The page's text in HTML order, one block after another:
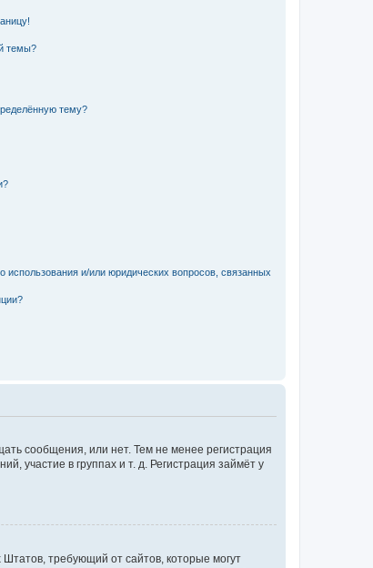
темы?
тему?
использования и/или юридических вопросов, связанных
сообщения, или нет. Тем не менее регистрация
участие в группах и т. д. Регистрация займёт у
требующий от сайтов, которые могут